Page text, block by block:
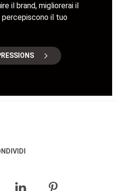
il brand, migliorerai il
il tuo